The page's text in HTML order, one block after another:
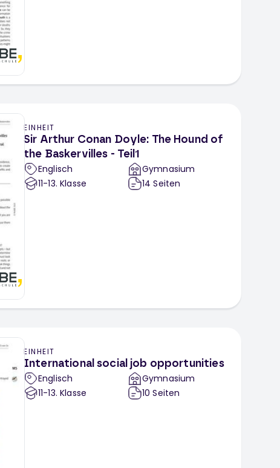
EINHEIT
Sir Arthur Conan Doyle: The Hound of
the Baskervilles - Teil1
Englisch
11-13. Klasse
Gymnasium
14 Seiten
EINHEIT
International social job opportunities
Englisch
11-13. Klasse
Gymnasium
10 Seiten